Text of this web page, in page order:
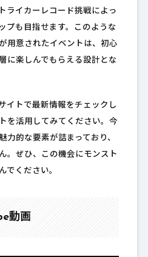
ライカーレコード挑戦によっ
プも目指せます。このような
用意されたイベントは、初心
に楽しんでもらえる設計とな
イトで最新情報をチェックし
を活用してみてください。今
力的な要素が詰まっており、
。ぜひ、この機会にモンスト
でください。
動画